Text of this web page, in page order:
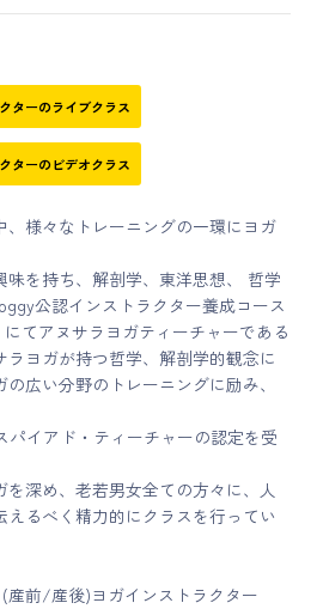
ターのライブクラス
ターのビデオクラス
、様々なトレーニングの一環にヨガ
味を持ち、解剖学、東洋思想、 哲学
公認インストラクター養成コース
てアヌサラヨガティーチャーである
ヨガが持つ哲学、解剖学的観念に
広い分野のトレーニングに励み、
パイアド・ティーチャーの認定を受
深め、老若男女全ての方々に、人
るべく精力的にクラスを行ってい
前/産後)ヨガインストラクター